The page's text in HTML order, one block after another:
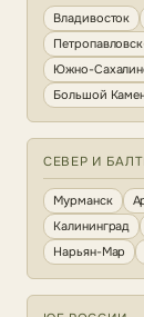
Владивосток
Южно-
Большой
СЕВЕР И
Мурманск
Калининград
Нарьян-Мар